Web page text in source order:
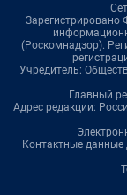
Зарегистрировано
(Роскомнадзор).
Учредитель:
Главный
Адрес редакции:
Контактные данные